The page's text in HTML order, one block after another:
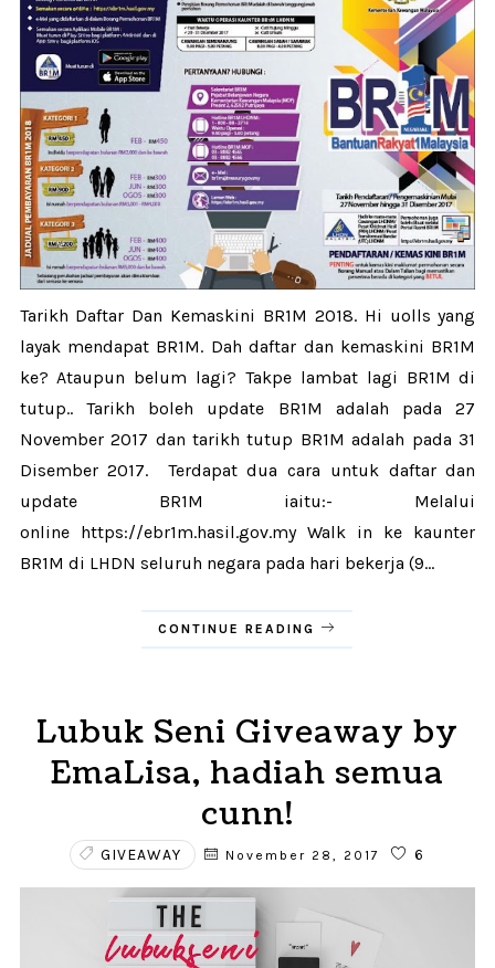
Tarikh Daftar Dan Kemaskini BR1M 2018. Hi uolls yang
layak mendapat BR1M. Dah daftar dan kemaskini BR1M
ke? Ataupun belum lagi? Takpe lambat lagi BR1M di
tutup.. Tarikh boleh update BR1M adalah pada 27
November 2017 dan tarikh tutup BR1M adalah pada 31
Disember 2017. Terdapat dua cara untuk daftar dan
update BR1M iaitu:- Melalui
online https://ebr1m.hasil.gov.my Walk in ke kaunter
BR1M di LHDN seluruh negara pada hari bekerja (9...
CONTINUE READING
Lubuk Seni Giveaway by
EmaLisa, hadiah semua
cunn!
GIVEAWAY November 28, 2017 6